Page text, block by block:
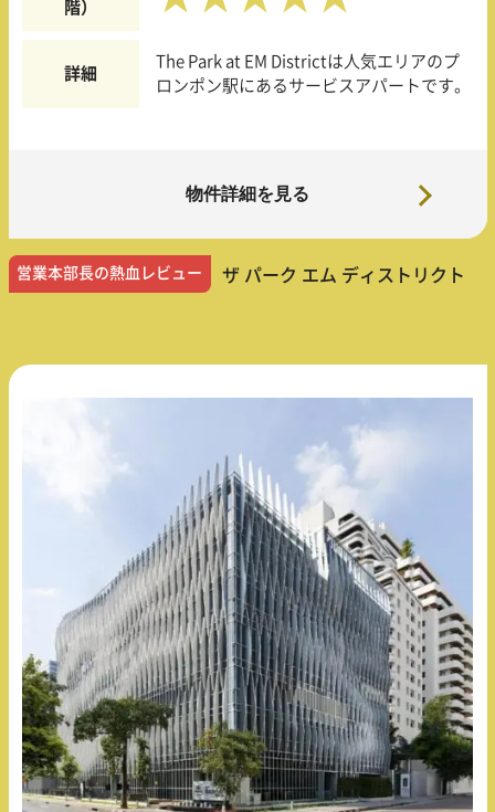
階）
詳細
The Park at EM Districtは人気エリアのプ
ロンポン駅にあるサービスアパートです。
物件詳細を見る
営業本部長の熱血レビュー ザ パーク エム ディストリクト